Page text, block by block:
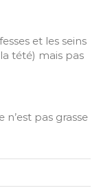
et les seins
tété) mais pas
pas grasse